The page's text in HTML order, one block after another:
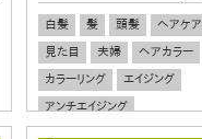
白髪 髪 頭髪 ヘアケア
見た目
夫婦
ヘアカラー
カラーリング
エイジング
アンチエイジング